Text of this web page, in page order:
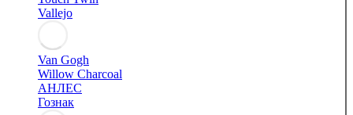
Vallejo
Van Gogh
Willow Charcoal
АНЛЕС
Гознак